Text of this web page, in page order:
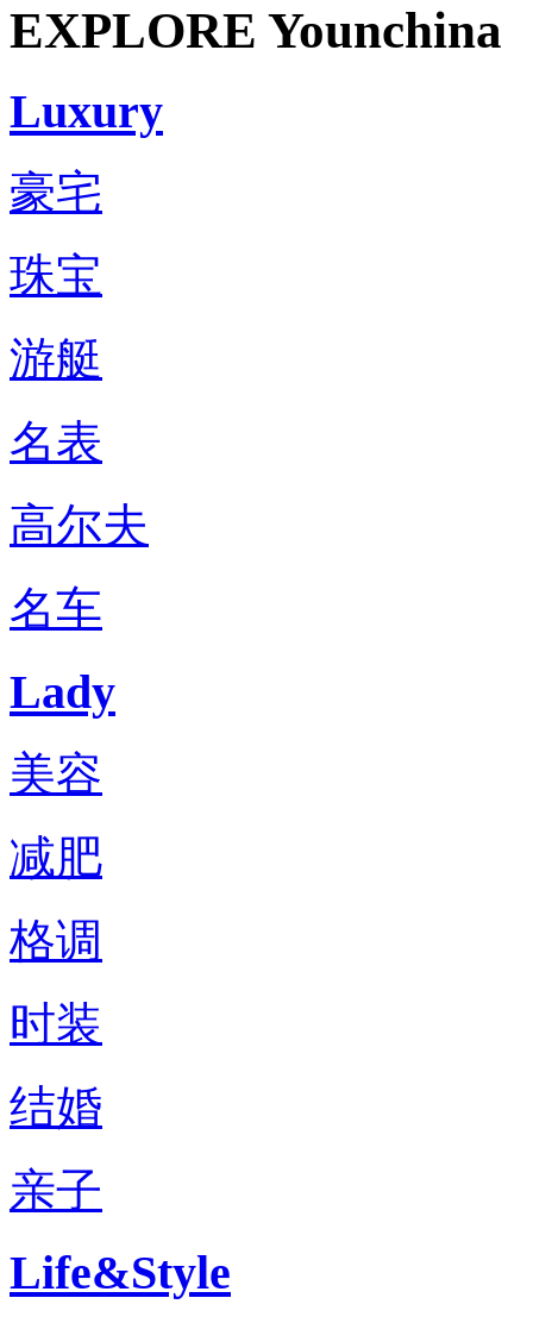
EXPLORE Younchina
Luxury
豪宅
珠宝
游艇
名表
高尔夫
名车
Lady
美容
减肥
格调
时装
结婚
亲子
Life&Style